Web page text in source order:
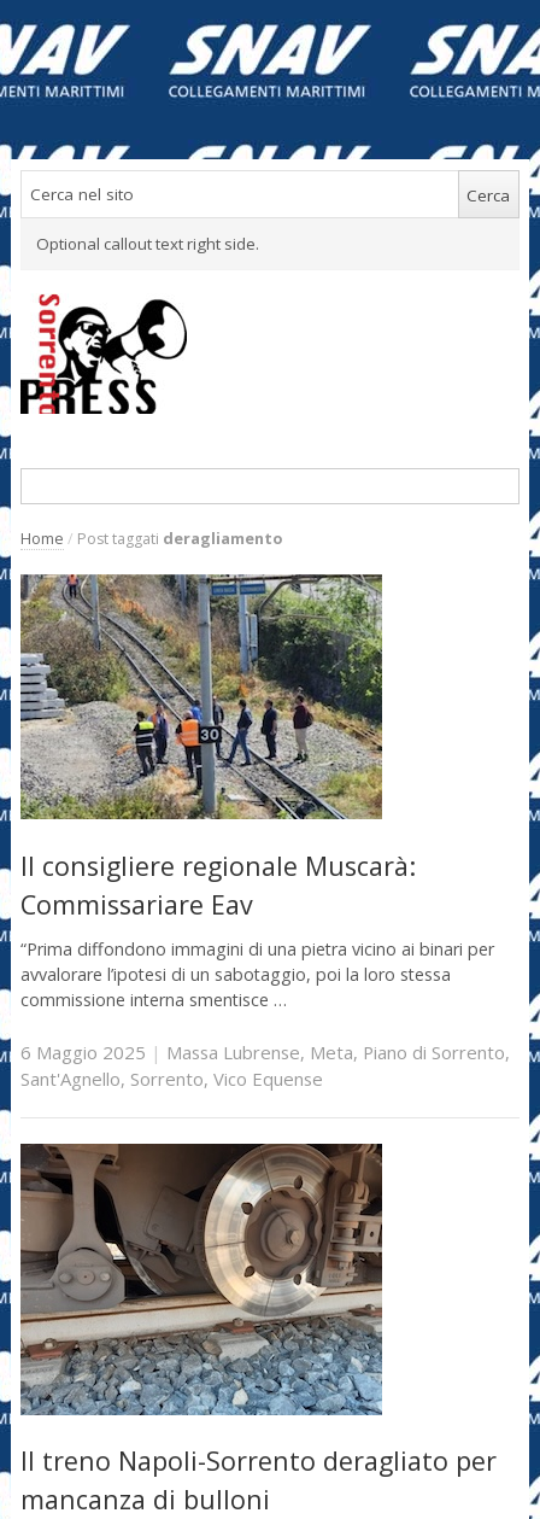
Optional callout text right side.
Home / Post taggati deragliamento
Il consigliere regionale Muscarà:
Commissariare Eav
“Prima diffondono immagini di una pietra vicino ai binari per
avvalorare l’ipotesi di un sabotaggio, poi la loro stessa
commissione interna smentisce …
6 Maggio 2025 | Massa Lubrense, Meta, Piano di Sorrento,
Sant'Agnello, Sorrento, Vico Equense
Il treno Napoli-Sorrento deragliato per
mancanza di bulloni